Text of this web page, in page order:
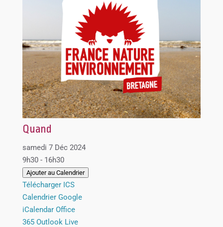
Quand
samedi 7 Déc 2024
9h30 - 16h30
Ajouter au Calendrier
Télécharger ICS
Calendrier Google
iCalendar Office
365 Outlook Live